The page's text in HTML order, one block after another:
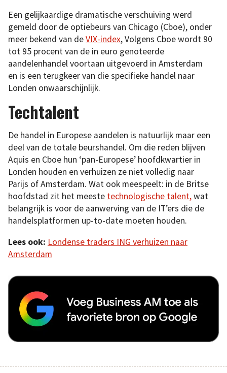
Een gelijkaardige dramatische verschuiving werd
gemeld door de optiebeurs van Chicago (Cboe), onder
meer bekend van deVIX-index, Volgens Cboe wordt 90
tot 95 procent van de in euro genoteerde
aandelenhandel voortaan uitgevoerd in Amsterdam
en is een terugkeer van die specifieke handel naar
Londen onwaarschijnlijk.
Techtalent
De handel in Europese aandelen is natuurlijk maar een
deel van de totale beurshandel. Om die reden blijven
Aquis en Cboe hun ‘pan-Europese’ hoofdkwartier in
Londen houden en verhuizen ze niet volledig naar
Parijs of Amsterdam. Wat ook meespeelt: in de Britse
hoofdstad zit het meeste technologische talent,wat
belangrijk is voor de aanwerving van de IT’ers die de
handelsplatformen up-to-date moeten houden.
Lees ook: Londense traders ING verhuizen naar
Amsterdam